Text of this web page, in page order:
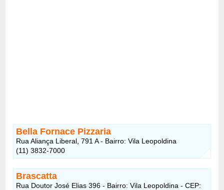
Bella Fornace Pizzaria
Rua Aliança Liberal, 791 A - Bairro: Vila Leopoldina
(11) 3832-7000
Brascatta
Rua Doutor José Elias 396 - Bairro: Vila Leopoldina - CEP: